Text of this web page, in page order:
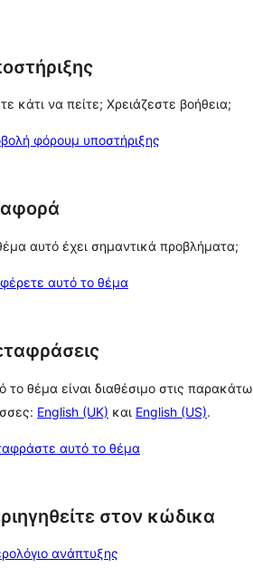
κάτι να πείτε; Χρειάζεστε βοήθεια;
φόρουμ υποστήριξης
αυτό έχει σημαντικά προβλήματα;
αυτό το θέμα
το θέμα είναι διαθέσιμο στις παρακάτω
English (UK) και English (US).
αυτό το θέμα
στον κώδικα
ανάπτυξης